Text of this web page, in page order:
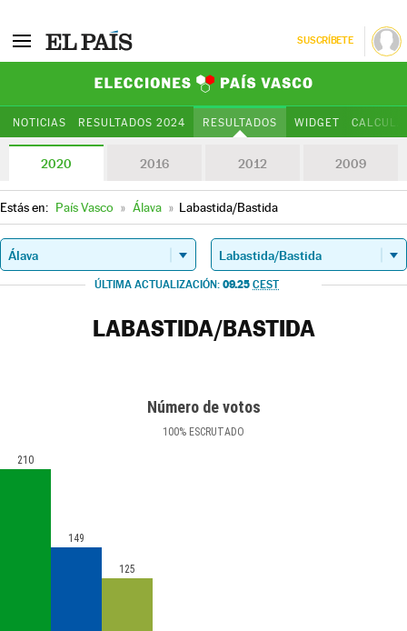
SUSCRÍBETE
NOTICIAS RESULTADOS 2024 RESULTADOS WIDGET
2020 2016 2012 2009
Estás en: País Vasco » Álava » Labastida/Bastida
ÚLTIMA ACTUALIZACIÓN: 09.25 CEST
LABASTIDA/BASTIDA
Número de votos
100% ESCRUTADO
210
149
125